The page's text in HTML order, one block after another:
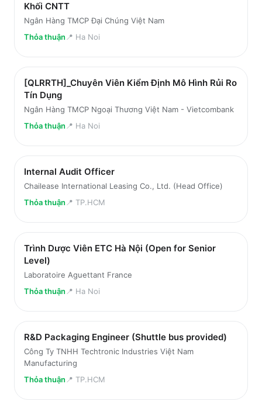
Khối CNTT
Ngân Hàng TMCP Đại Chúng Việt Nam
Thỏa thuận 📍 Ha Noi
[QLRRTH]_Chuyên Viên Kiểm Định Mô Hình Rủi Ro
Tín Dụng
Ngân Hàng TMCP Ngoại Thương Việt Nam - Vietcombank
Thỏa thuận 📍 Ha Noi
Internal Audit Officer
Chailease International Leasing Co., Ltd. (Head Office)
Thỏa thuận 📍 TP.HCM
Trình Dược Viên ETC Hà Nội (Open for Senior
Level)
Laboratoire Aguettant France
Thỏa thuận 📍 Ha Noi
R&D Packaging Engineer (Shuttle bus provided)
Công Ty TNHH Techtronic Industries Việt Nam
Manufacturing
Thỏa thuận 📍 TP.HCM